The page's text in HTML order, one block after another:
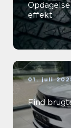
effekt
01. juli
Find